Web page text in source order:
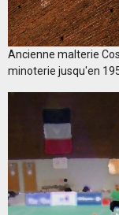
Ancienne malterie
minoterie jusqu'en